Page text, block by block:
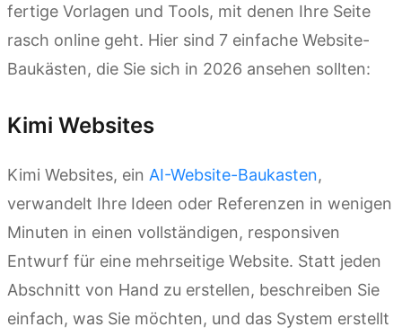
fertige Vorlagen und Tools, mit denen Ihre Seite
rasch online geht. Hier sind 7 einfache Website-
Baukästen, die Sie sich in 2026 ansehen sollten:
Kimi Websites
Kimi Websites, ein AI-Website-Baukasten,
verwandelt Ihre Ideen oder Referenzen in wenigen
Minuten in einen vollständigen, responsiven
Entwurf für eine mehrseitige Website. Statt jeden
Abschnitt von Hand zu erstellen, beschreiben Sie
einfach, was Sie möchten, und das System erstellt